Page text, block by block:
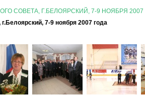
СОВЕТА, Г.БЕЛОЯРСКИЙ, 7-9 НОЯБРЯ 2007
7-9 ноября 2007 года